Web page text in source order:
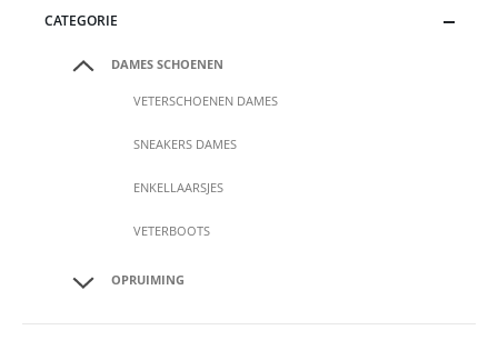
CATEGORIE
DAMES SCHOENEN
VETERSCHOENEN DAMES
SNEAKERS DAMES
ENKELLAARSJES
VETERBOOTS
OPRUIMING